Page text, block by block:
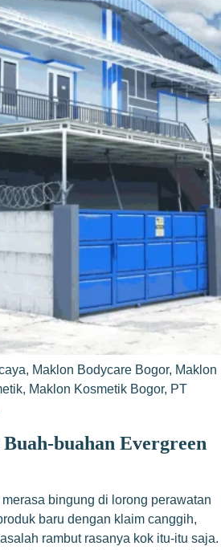
, Maklon Bodycare Bogor, Maklon
, Maklon Kosmetik Bogor, PT
buahan Evergreen
bingung di lorong perawatan
baru dengan klaim canggih,
rambut rasanya kok itu-itu saja.